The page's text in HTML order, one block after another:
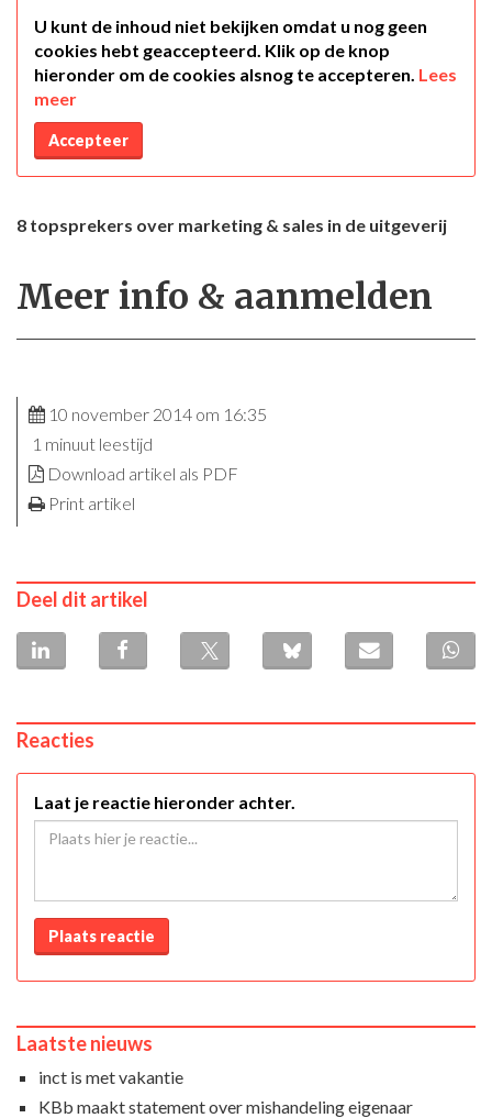
U kunt de inhoud niet bekijken omdat u nog geen
cookies hebt geaccepteerd. Klik op de knop
hieronder om de cookies alsnog te accepteren. Lees
meer
Accepteer
8 topsprekers over marketing & sales in de uitgeverij
Meer info & aanmelden
10 november 2014 om 16:35
1 minuut leestijd
Download artikel als PDF
Print artikel
Deel dit artikel
Reacties
Laat je reactie hieronder achter.
Plaats reactie
Laatste nieuws
inct is met vakantie
KBb maakt statement over mishandeling eigenaar